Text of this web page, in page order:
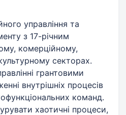
управління та
з 17-річним
комерційному,
секторах.
грантовими
внутрішніх процесів
команд.
хаотичні процеси,